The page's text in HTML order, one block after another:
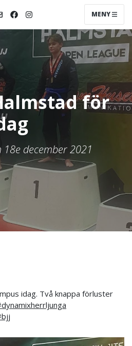
MENY
för
december 2021
idag. Två knappa förluster